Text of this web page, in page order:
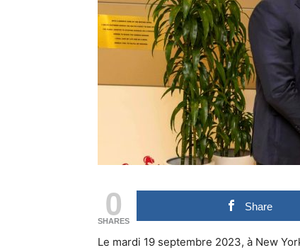
0
SHARES
Share
Le mardi 19 septembre 2023, à New